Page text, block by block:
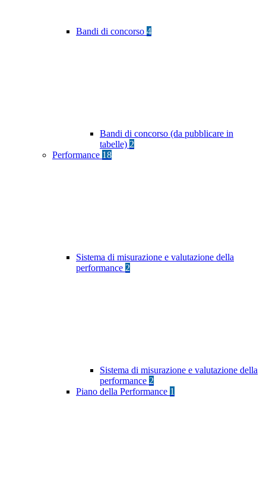
Bandi di concorso 4
Bandi di concorso (da pubblicare in
tabelle) 2
Performance 18
Sistema di misurazione e valutazione della
performance 2
Sistema di misurazione e valutazione della
performance 2
Piano della Performance 1